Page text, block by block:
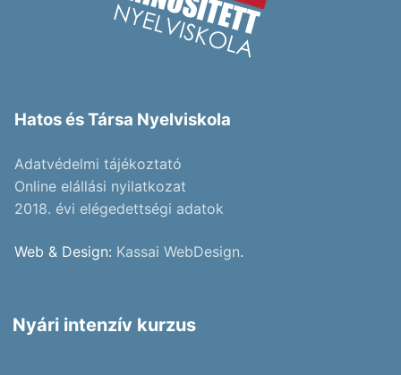
Hatos és Társa Nyelviskola
Adatvédelmi tájékoztató
Online elállási nyilatkozat
2018. évi elégedettségi adatok
Web & Design: Kassai WebDesign.
Nyári intenzív kurzus